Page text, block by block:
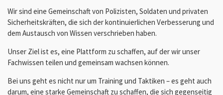
Wir sind eine Gemeinschaft von Polizisten, Soldaten und privaten
Sicherheitskräften, die sich der kontinuierlichen Verbesserung und
dem Austausch von Wissen verschrieben haben.
Unser Ziel ist es, eine Plattform zu schaffen, auf der wir unser
Fachwissen teilen und gemeinsam wachsen können.
Bei uns geht es nicht nur um Training und Taktiken – es geht auch
darum, eine starke Gemeinschaft zu schaffen, die sich gegenseitig